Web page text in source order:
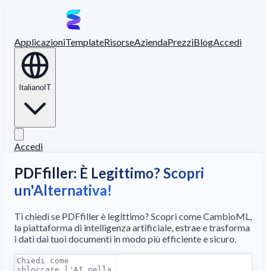
ApplicazioniTemplateRisorseAziendaPrezziBlogAccedi
Italiano IT
Accedi
PDFfiller: È Legittimo? Scopri
un'Alternativa!
Ti chiedi se PDFfiller è legittimo? Scopri come CambioML,
la piattaforma di intelligenza artificiale, estrae e trasforma
i dati dai tuoi documenti in modo più efficiente e sicuro.